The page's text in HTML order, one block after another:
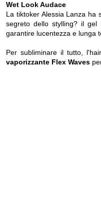
Wet Look Audace
La tiktoker Alessia Lanza ha
segreto dello stylling? il gel
garantire lucentezza e lunga
Per subliminare il tutto,
vaporizzante Flex Waves